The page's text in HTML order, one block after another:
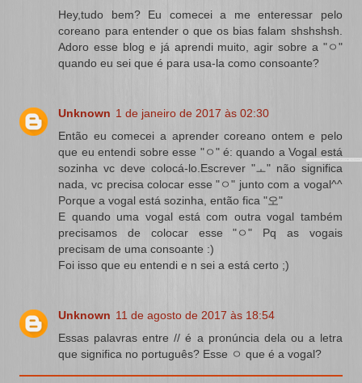
Hey,tudo bem? Eu comecei a me enteressar pelo
coreano para entender o que os bias falam shshshsh.
Adoro esse blog e já aprendi muito, agir sobre a "ㅇ"
quando eu sei que é para usa-la como consoante?
Unknown 1 de janeiro de 2017 às 02:30
Então eu comecei a aprender coreano ontem e pelo
que eu entendi sobre esse "ㅇ" é: quando a Vogal está
sozinha vc deve colocá-lo.Escrever "ㅗ" não significa
nada, vc precisa colocar esse "ㅇ" junto com a vogal^^
Porque a vogal está sozinha, então fica "오"
E quando uma vogal está com outra vogal também
precisamos de colocar esse "ㅇ" Pq as vogais
precisam de uma consoante :)
Foi isso que eu entendi e n sei a está certo ;)
Unknown 11 de agosto de 2017 às 18:54
Essas palavras entre // é a pronúncia dela ou a letra
que significa no português? Esse ㅇ que é a vogal?